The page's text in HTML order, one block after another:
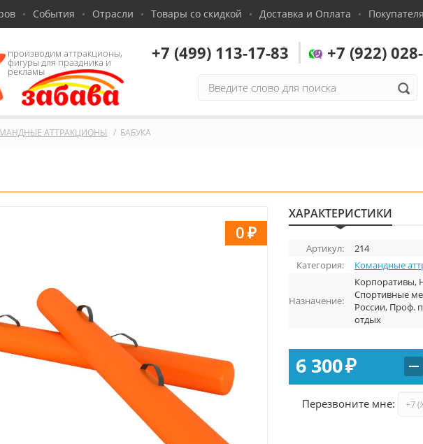
События Отрасли Товары со скидкой Доставка и Оплата
производим аттракционы,
фигуры для праздника и
рекламы
+7 (499) 113-17-83 +7 (922)
АТТРАКЦИОНЫ БАБУКА
0₽
ХАРАКТЕРИСТИКИ
Артикул:
214
Категория:
Командные
Назначение:
Корпоративы,
Спортивные
России, Проф.
отдых
6 300₽
Перезвоните мне: